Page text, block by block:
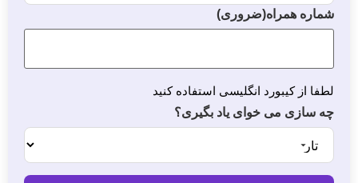
شماره همراه(ضروری)
لطفا از کیبورد انگلیسی استفاده کنید
چه سازی می خوای یاد بگیری؟